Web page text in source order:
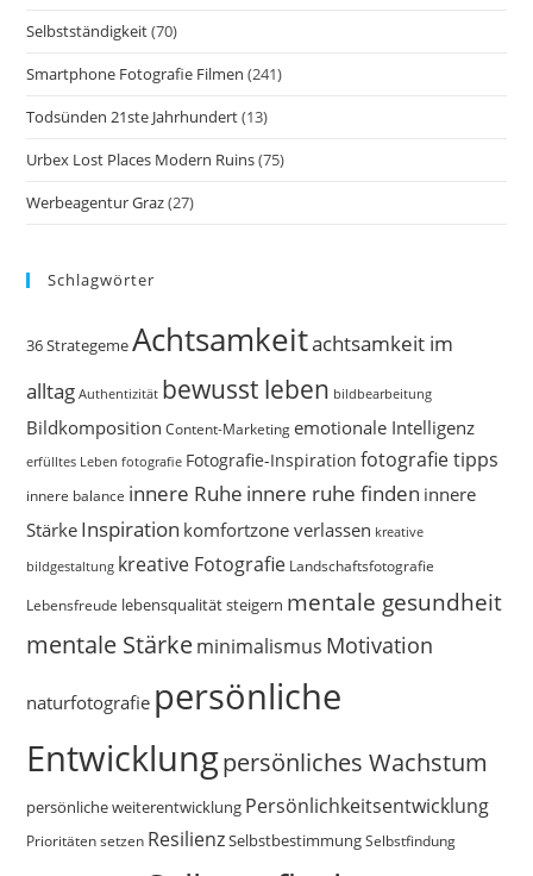
Selbstständigkeit(70)
Smartphone Fotografie Filmen (241)
Todsünden 21ste Jahrhundert(13)
Urbex Lost Places Modern Ruins(75)
Werbeagentur Graz(27)
Schlagwörter
36 StrategemeAchtsamkeitachtsamkeit im
alltag Authentizität bewusst leben bildbearbeitung
Bildkomposition Content-Marketing emotionale Intelligenz
erfülltes Leben fotografie Fotografie-Inspiration fotografie tipps
innere balance innere Ruhe innere ruhe finden innere
Stärke Inspiration komfortzone verlassen kreative
bildgestaltung kreative Fotografie Landschaftsfotografie
Lebensfreude lebensqualität steigern mentale gesundheit
mentale Stärkeminimalismus Motivation
naturfotografie persönliche
Entwicklungpersönliches Wachstum
persönliche weiterentwicklung Persönlichkeitsentwicklung
Prioritäten setzen ResilienzSelbstbestimmung Selbstfindung